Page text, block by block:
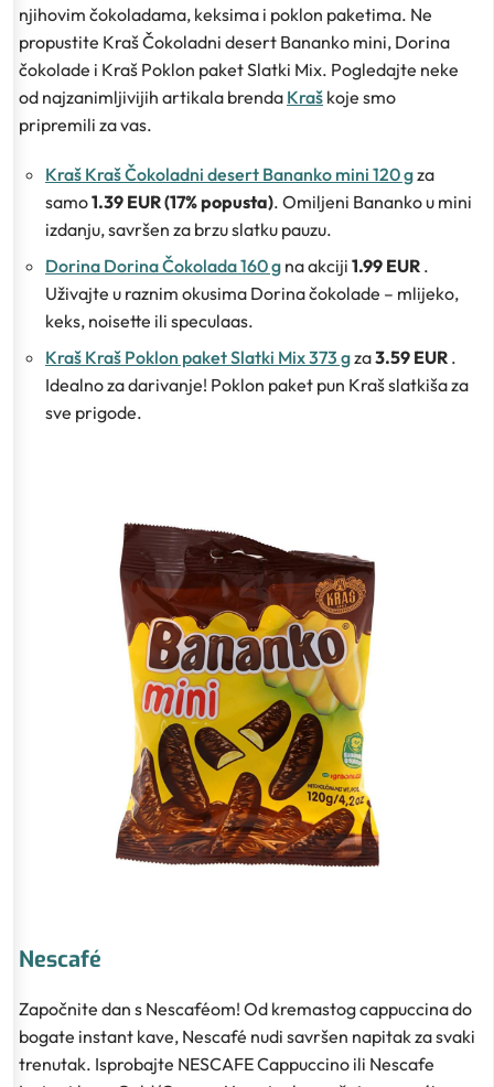
njihovim čokoladama, keksima i poklon paketima. Ne
propustite Kraš Čokoladni desert Bananko mini, Dorina
čokolade i Kraš Poklon paket Slatki Mix. Pogledajte neke
od najzanimljivijih artikala brenda Kraš koje smo
pripremili za vas.
Kraš Kraš Čokoladni desert Bananko mini 120 gza
samo1.39 EUR (17% popusta). Omiljeni Bananko u mini
izdanju, savršen za brzu slatku pauzu.
Dorina Dorina Čokolada 160 g na akciji 1.99 EUR .
Uživajte u raznim okusima Dorina čokolade – mlijeko,
keks, noisette ili speculaas.
Kraš Kraš Poklon paket Slatki Mix 373 gza3.59 EUR .
Idealno za darivanje! Poklon paket pun Kraš slatkiša za
sve prigode.
Nescafé
Započnite dan s Nescaféom! Od kremastog cappuccina do
bogate instant kave, Nescafé nudi savršen napitak za svaki
trenutak. Isprobajte NESCAFE Cappuccino ili Nescafe